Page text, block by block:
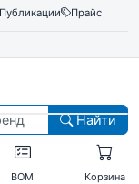
Публикации
Прайс
Найти
BOM Корзина